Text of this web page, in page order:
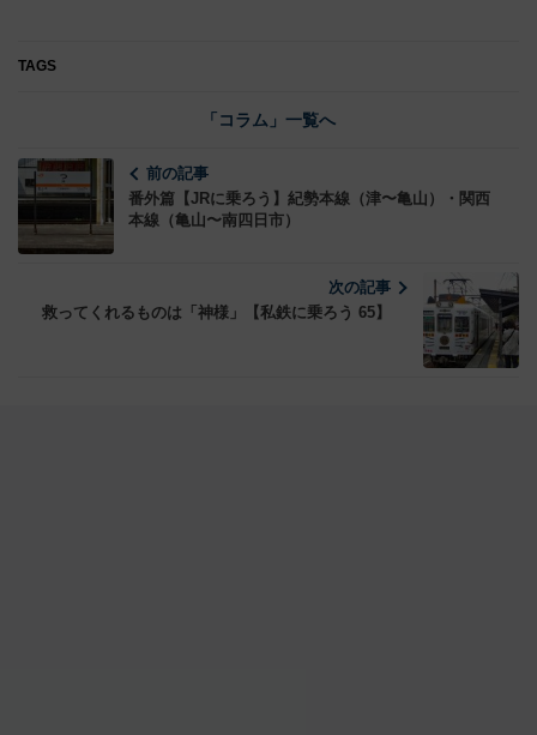
TAGS
「コラム」一覧へ
前の記事
番外篇【JRに乗ろう】紀勢本線（津〜亀山）・関西
本線（亀山〜南四日市）
次の記事
救ってくれるものは「神様」【私鉄に乗ろう 65】